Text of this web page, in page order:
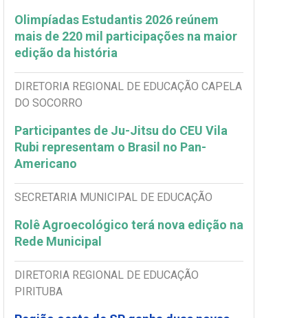
Olimpíadas Estudantis 2026 reúnem
mais de 220 mil participações na maior
edição da história
DIRETORIA REGIONAL DE EDUCAÇÃO CAPELA
DO SOCORRO
Participantes de Ju-Jitsu do CEU Vila
Rubi representam o Brasil no Pan-
Americano
SECRETARIA MUNICIPAL DE EDUCAÇÃO
Rolê Agroecológico terá nova edição na
Rede Municipal
DIRETORIA REGIONAL DE EDUCAÇÃO
PIRITUBA